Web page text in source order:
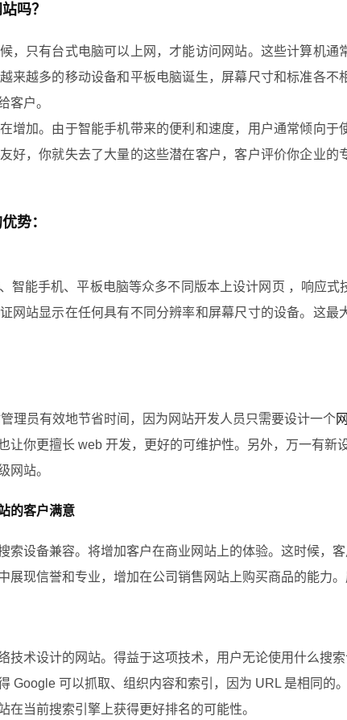
吗？
，只有台式电脑可以上网，才能访问网站。这些计算机通
来越多的移动设备和平板电脑诞生，屏幕尺寸和标准各
客户。
增加。由于智能手机带来的便利和速度，用户通常倾向
好，你就失去了大量的这些潜在客户，客户评价你企业
势：
智能手机、平板电脑等众多不同版本上设计网页 ，响应
网站显示在任何具有不同分辨率和屏幕尺寸的设备。这
理员有效地节省时间，因为网站开发人员只需要设计一个
让你更擅长 web 开发，更好的可维护性。另外，万一有新
网站。
的客户满意
索设备兼容。将增加客户在商业网站上的体验。这时候，
展现信誉和专业，增加在公司销售网站上购买商品的能力。
技术设计的网站。得益于这项技术，用户无论使用什么搜
Google 可以抓取、组织内容和索引，因为 URL 是相同的
在当前搜索引擎上获得更好排名的可能性。